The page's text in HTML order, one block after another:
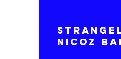
NICOZ